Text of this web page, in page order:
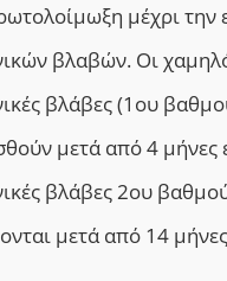
μέχρι την
βλαβών. Οι
βλάβες (1ου
μετά από 4 μήνες
βλάβες 2ου
μετά από 14